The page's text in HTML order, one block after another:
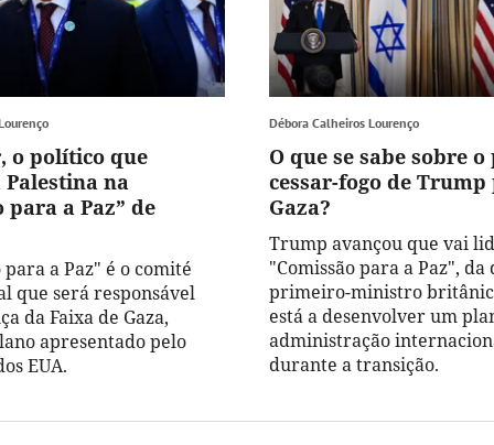
o político que
Palestina na
para a Paz” de
para a Paz" é o comité
que será responsável
da Faixa de Gaza,
apresentado pelo
EUA.
Débora Calheiros Lourenço
O que se sabe sobre
cessar-fogo de Trump
Gaza?
Trump avançou que vai
"Comissão para a Paz", da
primeiro-ministro
está a desenvolver um
administração
durante a transição.